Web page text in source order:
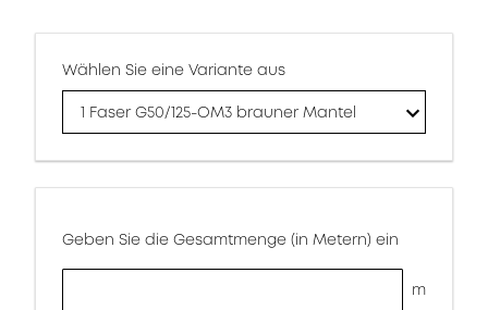
Wählen Sie eine Variante aus
1 Faser G50/125-OM3 brauner Mantel
Geben Sie die Gesamtmenge (in Metern) ein
m